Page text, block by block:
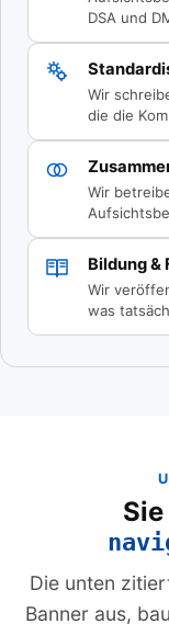
DSA und
Wir
die die
Wir
Bildung &
Wir
was
Die unten
Banner aus,